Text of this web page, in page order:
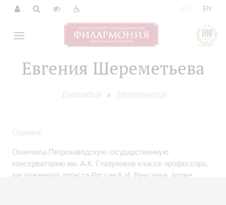
EN
Евгения Шереметьева
Биография Мероприятия
Скрипка
Окончила Петрозаводскую государственную
консерваторию им. А.К. Глазуновав классе профессора,
заслуженного артиста России К.И. Векслера, позже